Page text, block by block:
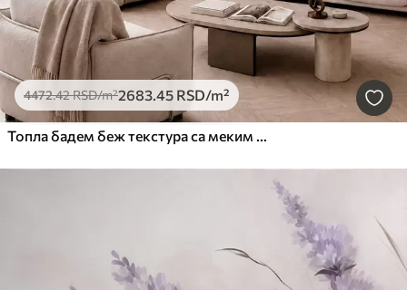
4472.42RSD/m²2683.45 RSD/m²
Топла бадем беж текстура са меким природним тоналним прелазима